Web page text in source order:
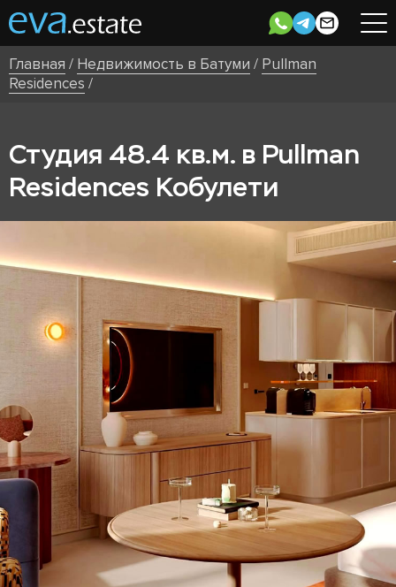
Главная / Недвижимость в Батуми / Pullman
Residences /
Студия 48.4 кв.м. в Pullman
Residences Кобулети